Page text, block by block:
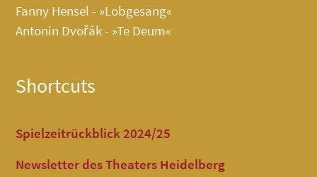
Fanny Hensel - »Lobgesang«
Antonin Dvořák - »Te Deum«
Shortcuts
Spielzeitrückblick 2024/25
Newsletter des Theaters Heidelberg